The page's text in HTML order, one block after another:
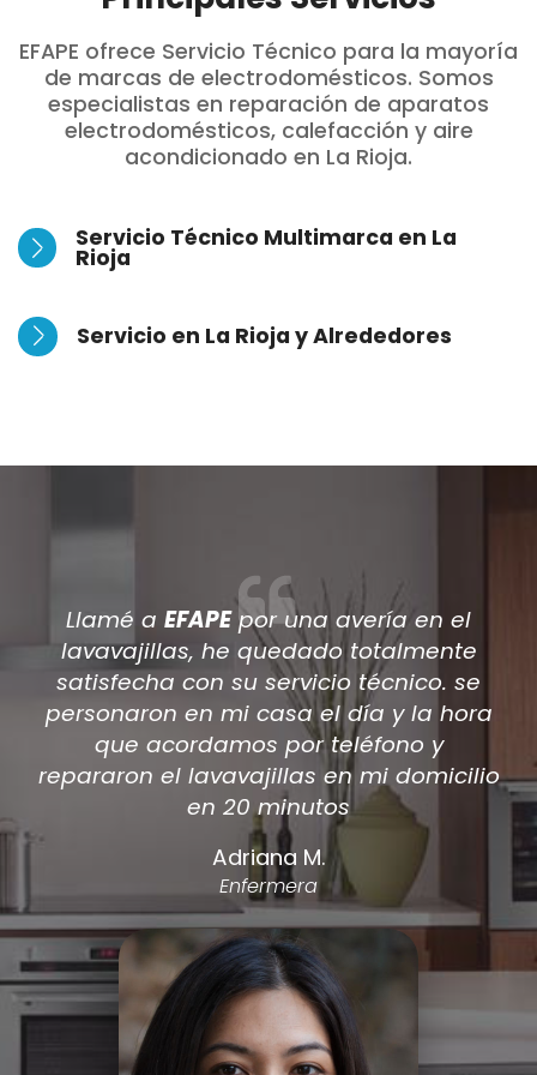
EFAPE ofrece Servicio Técnico para la mayoría
de marcas de electrodomésticos. Somos
especialistas en reparación de aparatos
electrodomésticos, calefacción y aire
acondicionado en La Rioja.
Servicio Técnico Multimarca en La
Rioja
Servicio en La Rioja y Alrededores
Después de que varios técnicos
viniesen a casa a reparar mi aire
acondicionado encontré por internet a
EFAPE, han sido los únicos en dar una
solución a mi aire acondicionado.
acepté el prespuesto de la reparación y
ahora tengo el a/a como nuevo.
Antonio Silvente
Carpintero